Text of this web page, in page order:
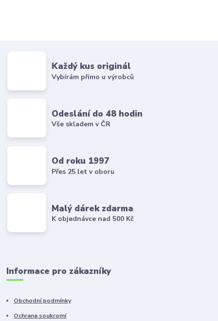
Každý kus originál
Vybírám přímo u výrobců
Odeslání do 48 hodin
Vše skladem v ČR
Od roku 1997
Přes 25 let v oboru
Malý dárek zdarma
K objednávce nad 500 Kč
Informace pro zákazníky
Obchodní podmínky
Ochrana soukromí